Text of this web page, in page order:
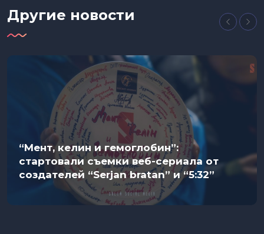
Другие новости
“Мент, келин и гемоглобин”:
стартовали съемки веб-сериала от
создателей “Serjan bratan” и “5:32”